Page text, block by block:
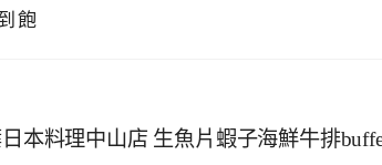
飽
本料理中山店 生魚片蝦子海鮮牛排